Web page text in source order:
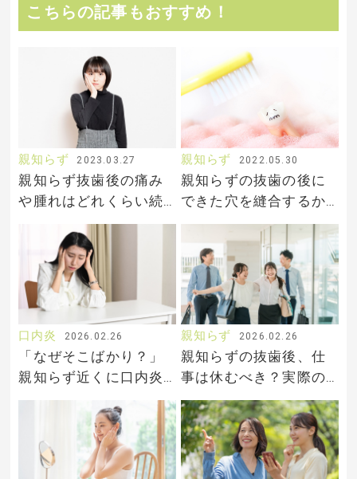
こちらの記事もおすすめ！
親知らず 2023.03.27
親知らず抜歯後の痛み
や腫れはどれくらい続
親知らず 2022.05.30
親知らずの抜歯の後に
できた穴を縫合するか
縫合なしかはどうやっ
て判断するの？
口内炎 2026.02.26
「なぜそこばかり？」
親知らず近くに口内炎
がくりかえす理由と危
険性、対策とは
親知らず 2026.02.26
親知らずの抜歯後、仕
事は休むべき？実際の
ケースと判断ポイント